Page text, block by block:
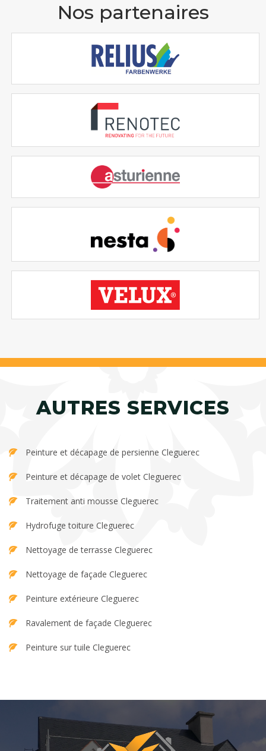
Nos partenaires
AUTRES SERVICES
Peinture et décapage de persienne Cleguerec
Peinture et décapage de volet Cleguerec
Traitement anti mousse Cleguerec
Hydrofuge toiture Cleguerec
Nettoyage de terrasse Cleguerec
Nettoyage de façade Cleguerec
Peinture extérieure Cleguerec
Ravalement de façade Cleguerec
Peinture sur tuile Cleguerec